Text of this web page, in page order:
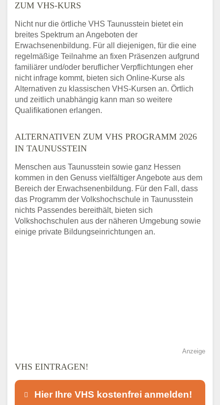
ZUM VHS-KURS
Nicht nur die örtliche VHS Taunusstein bietet ein
breites Spektrum an Angeboten der
Erwachsenenbildung. Für all diejenigen, für die eine
regelmäßige Teilnahme an fixen Präsenzen aufgrund
familiärer und/oder beruflicher Verpflichtungen eher
nicht infrage kommt, bieten sich Online-Kurse als
Alternativen zu klassischen VHS-Kursen an. Örtlich
und zeitlich unabhängig kann man so weitere
Qualifikationen erlangen.
ALTERNATIVEN ZUM VHS PROGRAMM 2026
IN TAUNUSSTEIN
Menschen aus Taunusstein sowie ganz Hessen
kommen in den Genuss vielfältiger Angebote aus dem
Bereich der Erwachsenenbildung. Für den Fall, dass
das Programm der Volkshochschule in Taunusstein
nichts Passendes bereithält, bieten sich
Volkshochschulen aus der näheren Umgebung sowie
einige private Bildungseinrichtungen an.
Anzeige
VHS EINTRAGEN!
Hier Ihre VHS kostenfrei anmelden!